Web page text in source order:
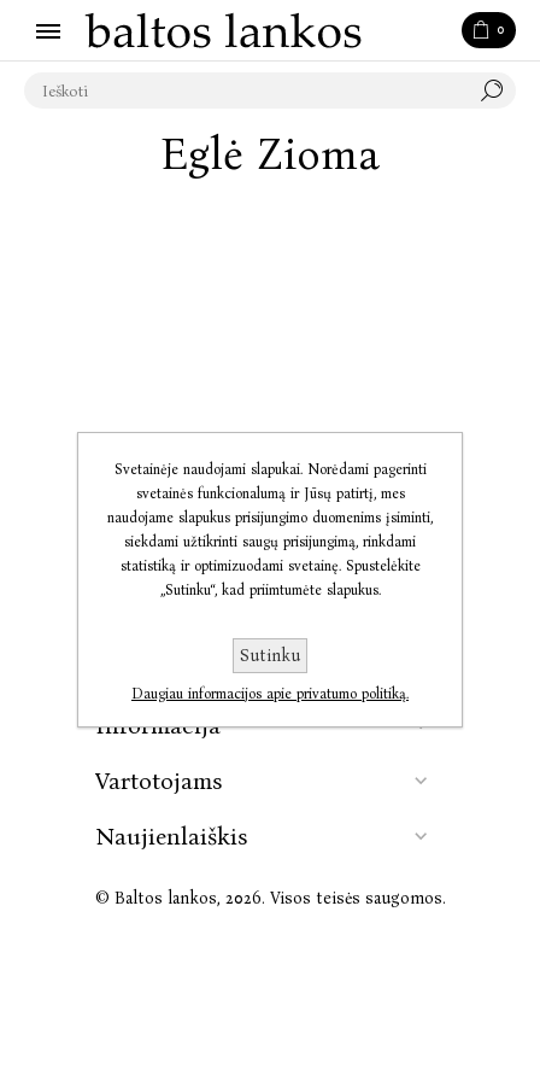
0
Eglė Zioma
Informacija
Vartotojams
Naujienlaiškis
© Baltos lankos, 2026. Visos teisės saugomos.
Svetainėje naudojami slapukai. Norėdami pagerinti
svetainės funkcionalumą ir Jūsų patirtį, mes
naudojame slapukus prisijungimo duomenims įsiminti,
siekdami užtikrinti saugų prisijungimą, rinkdami
statistiką ir optimizuodami svetainę. Spustelėkite
„Sutinku“, kad priimtumėte slapukus.
Sutinku
Daugiau informacijos apie privatumo politiką.